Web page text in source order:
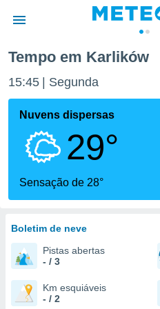
da
foi
fornecidas
a este
das
e
forma
digital
Tempo em Karlików
15:45 Segunda
Nuvens dispersas
29°
Sensação de 28°
Boletim de neve
Pistas abertas
- / 3
Km esquiáveis
- / 2